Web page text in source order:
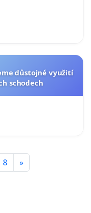
důstojné využití
schodech
8 »